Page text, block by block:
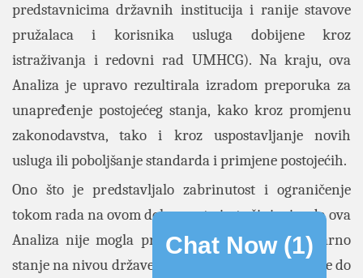
predstavnicima državnih institucija i ranije stavove
pružalaca i korisnika usluga dobijene kroz
istraživanja i redovni rad UMHCG). Na kraju, ova
Analiza je upravo rezultirala izradom preporuka za
unapređenje postojećeg stanja, kako kroz promjenu
zakonodavstva, tako i kroz uspostavljanje novih
usluga ili poboljšanje standarda i primjene postojećih.
Ono što je predstavljalo zabrinutost i ograničenje
tokom rada na ovom dokumentu jeste činjenica da ova
Analiza nije mogla predstaviti u potpunosti stvarno
stanje na nivou države i lokalnih samouprava jer je do
Chat Now (1)